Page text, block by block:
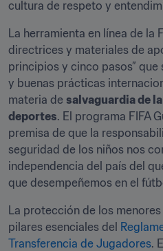
cultura de respeto y
La herramienta en línea de la
directrices y materiales de
principios y cinco pasos”
y buenas prácticas
materia de salvaguardia de
deportes. El programa FIFA
premisa de que la
seguridad de los niños nos
independencia del país del
que desempeñemos en el
La protección de los
pilares esenciales del
Transferencia de Jugadores.